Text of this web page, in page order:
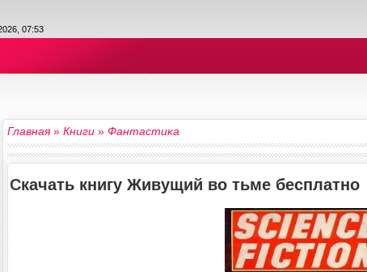
07:53
Главная»Книги »Фантастика
Скачать книгу Живущий во тьме бесплатно